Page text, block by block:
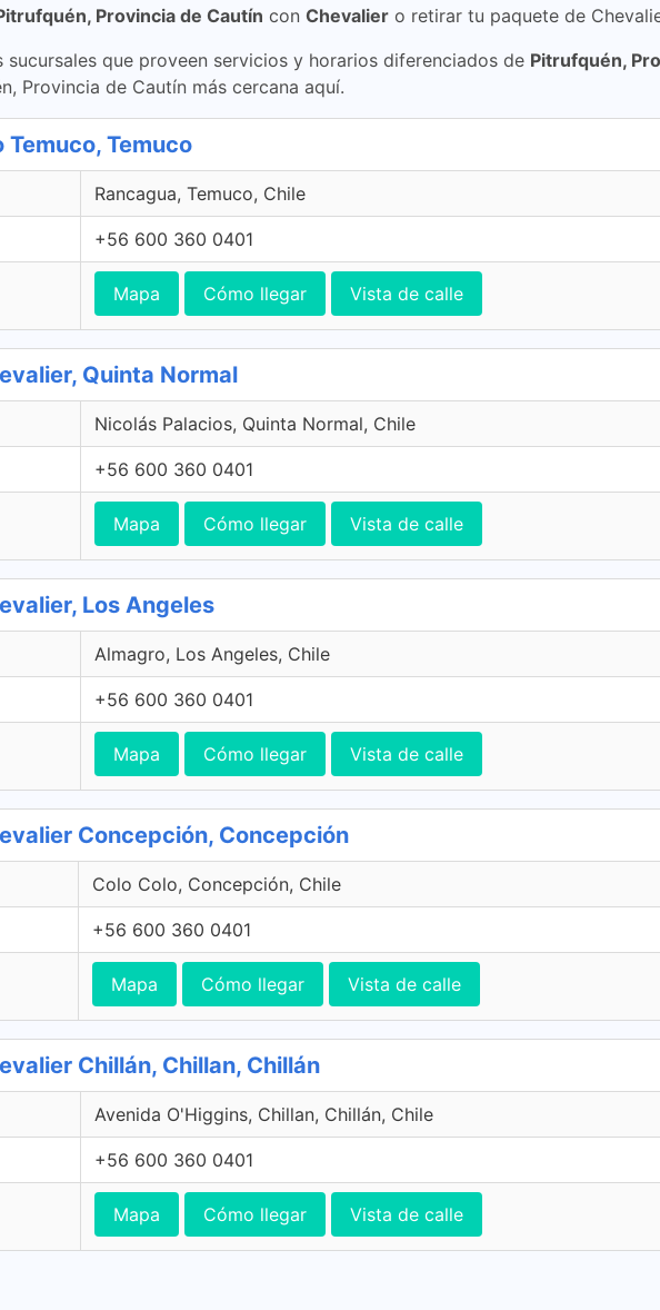
Provincia de Cautín con Chevalier o retirar tu paquete de
sucursales que proveen servicios y horarios diferenciados de Pitrufquén,
Provincia de Cautín más cercana aquí.
Temuco
Rancagua, Temuco, Chile
+56 600 360 0401
Mapa Cómo llegar Vista de calle
Quinta Normal
Nicolás Palacios, Quinta Normal, Chile
+56 600 360 0401
Mapa Cómo llegar Vista de calle
Los Angeles
Almagro, Los Angeles, Chile
+56 600 360 0401
Mapa Cómo llegar Vista de calle
Concepción, Concepción
Colo Colo, Concepción, Chile
+56 600 360 0401
Mapa Cómo llegar Vista de calle
Chillán, Chillan, Chillán
Avenida O'Higgins, Chillan, Chillán, Chile
+56 600 360 0401
Mapa Cómo llegar Vista de calle